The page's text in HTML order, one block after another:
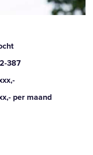
387
per maand